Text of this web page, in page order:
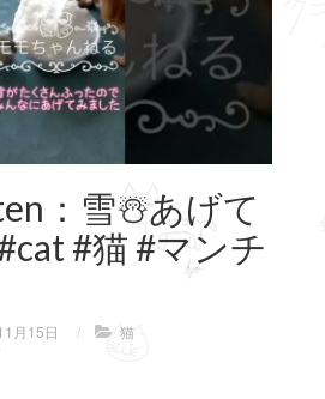
：雪☃️あげて
#猫 #マンチ
月15日 / 猫